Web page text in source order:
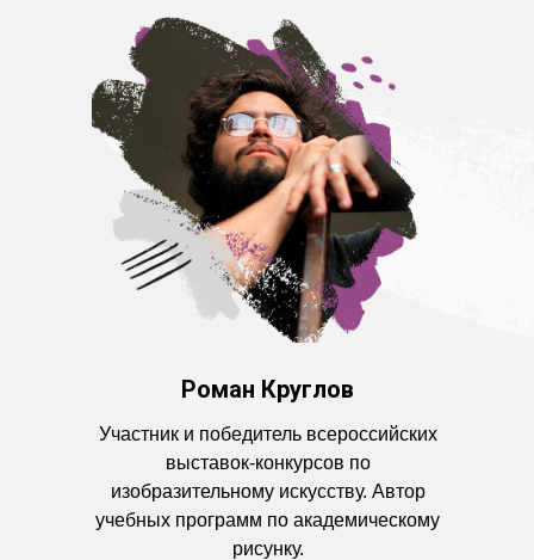
Зарегистрируйтесь и
получите доступ к трём
урокам
Зарегистрироваться
Роман Круглов
Участник и победитель всероссийских
выставок-конкурсов по
изобразительному искусству. Автор
учебных программ по академическому
рисунку.